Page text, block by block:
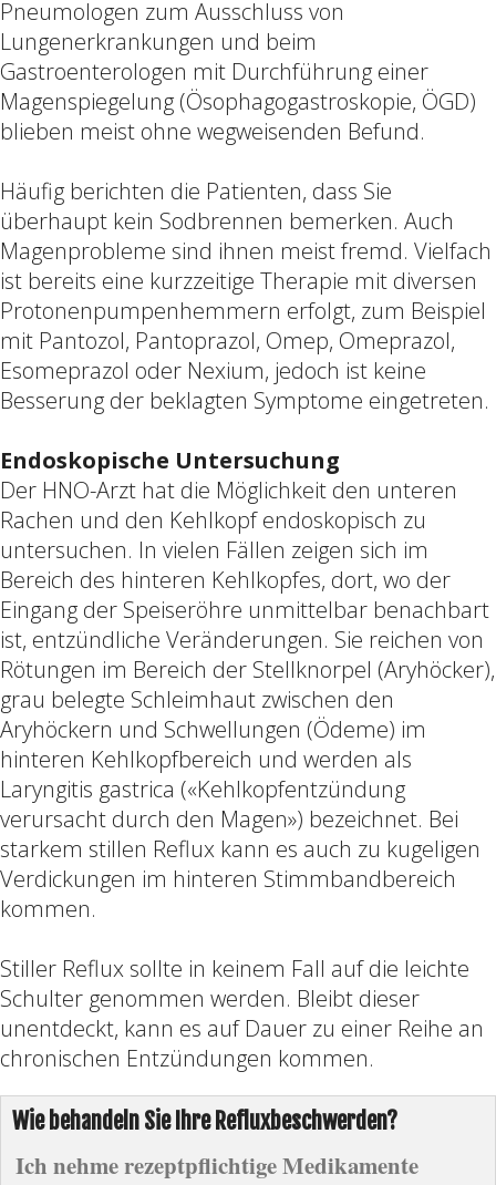
Pneumologen zum Ausschluss von
Lungenerkrankungen und beim
Gastroenterologen mit Durchführung einer
Magenspiegelung (Ösophagogastroskopie, ÖGD)
blieben meist ohne wegweisenden Befund.
Häufig berichten die Patienten, dass Sie
überhaupt kein Sodbrennen bemerken. Auch
Magenprobleme sind ihnen meist fremd. Vielfach
ist bereits eine kurzzeitige Therapie mit diversen
Protonenpumpenhemmern erfolgt, zum Beispiel
mit Pantozol, Pantoprazol, Omep, Omeprazol,
Esomeprazol oder Nexium, jedoch ist keine
Besserung der beklagten Symptome eingetreten.
Endoskopische Untersuchung
Der HNO-Arzt hat die Möglichkeit den unteren
Rachen und den Kehlkopf endoskopisch zu
untersuchen. In vielen Fällen zeigen sich im
Bereich des hinteren Kehlkopfes, dort, wo der
Eingang der Speiseröhre unmittelbar benachbart
ist, entzündliche Veränderungen. Sie reichen von
Rötungen im Bereich der Stellknorpel (Aryhöcker),
grau belegte Schleimhaut zwischen den
Aryhöckern und Schwellungen (Ödeme) im
hinteren Kehlkopfbereich und werden als
Laryngitis gastrica («Kehlkopfentzündung
verursacht durch den Magen») bezeichnet. Bei
starkem stillen Reflux kann es auch zu kugeligen
Verdickungen im hinteren Stimmbandbereich
kommen.
Stiller Reflux sollte in keinem Fall auf die leichte
Schulter genommen werden. Bleibt dieser
unentdeckt, kann es auf Dauer zu einer Reihe an
chronischen Entzündungen kommen.
Wie behandeln Sie Ihre Refluxbeschwerden?
Ich nehme rezeptpflichtige Medikamente